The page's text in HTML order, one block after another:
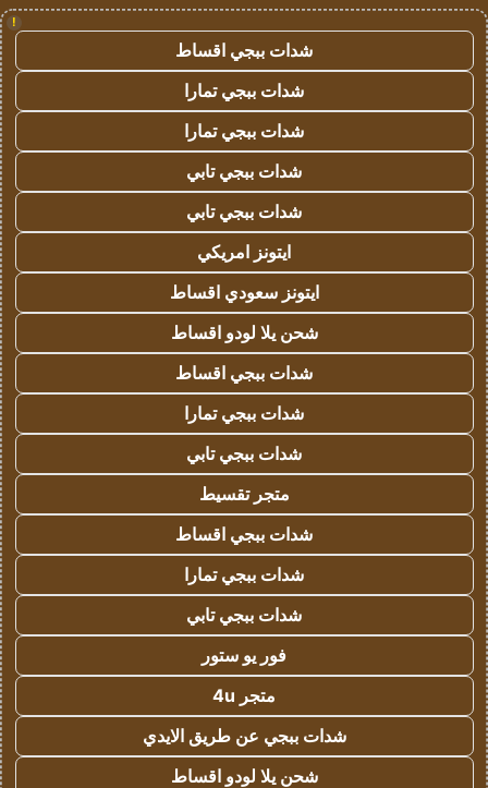
!
شدات ببجي اقساط
شدات ببجي تمارا
شدات ببجي تمارا
شدات ببجي تابي
شدات ببجي تابي
ايتونز امريكي
ايتونز سعودي اقساط
شحن يلا لودو اقساط
شدات ببجي اقساط
شدات ببجي تمارا
شدات ببجي تابي
متجر تقسيط
شدات ببجي اقساط
شدات ببجي تمارا
شدات ببجي تابي
فور يو ستور
متجر 4u
شدات ببجي عن طريق الايدي
شحن يلا لودو اقساط